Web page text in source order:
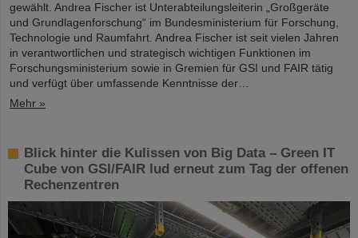
gewählt. Andrea Fischer ist Unterabteilungsleiterin „Großgeräte
und Grundlagenforschung“ im Bundesministerium für Forschung,
Technologie und Raumfahrt. Andrea Fischer ist seit vielen Jahren
in verantwortlichen und strategisch wichtigen Funktionen im
Forschungsministerium sowie in Gremien für GSI und FAIR tätig
und verfügt über umfassende Kenntnisse der…
Mehr »
Blick hinter die Kulissen von Big Data – Green IT
Cube von GSI/FAIR lud erneut zum Tag der offenen
Rechenzentren